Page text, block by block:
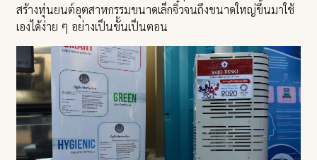
สร้างหุ่นยนต์อุตสาหกรรมขนาดเล็กจิ๋วจนถึงขนาดใหญ่ขึ้นมาใช้
เองได้ง่าย ๆ อย่างเป็นขั้นเป็นตอน